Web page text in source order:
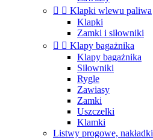
  Klapki wlewu paliwa
Klapki
Zamki i siłowniki
  Klapy bagażnika
Klapy bagażnika
Siłowniki
Rygle
Zawiasy
Zamki
Uszczelki
Klamki
Listwy progowe, nakładki